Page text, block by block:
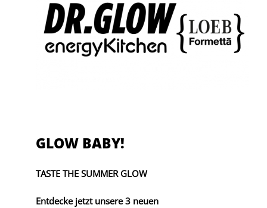
GLOW BABY!
TASTE THE SUMMER GLOW
Entdecke jetzt unsere 3 neuen